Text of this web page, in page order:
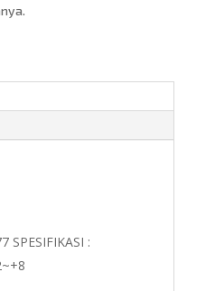
SPESIFIKASI :